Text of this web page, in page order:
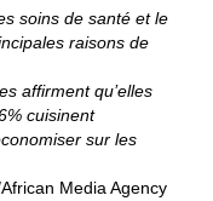
soins de santé et le
raisons de
affirment qu’elles
cuisinent
sur les
Media Agency